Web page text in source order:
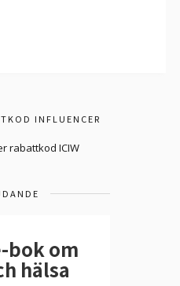
INFLUENCER
bok om
hälsa